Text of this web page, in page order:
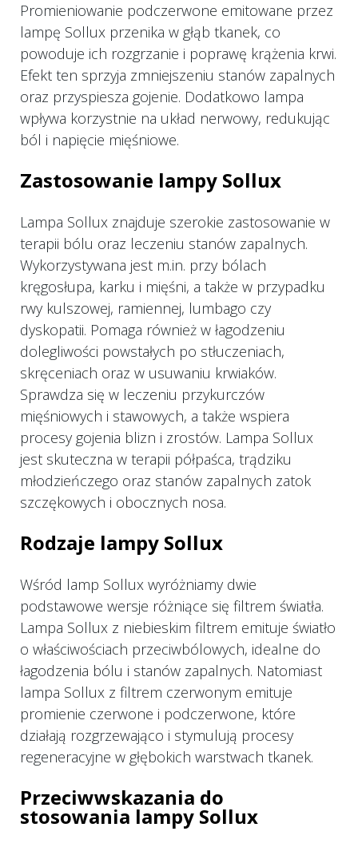
Promieniowanie podczerwone emitowane przez
lampę Sollux przenika w głąb tkanek, co
powoduje ich rozgrzanie i poprawę krążenia krwi.
Efekt ten sprzyja zmniejszeniu stanów zapalnych
oraz przyspiesza gojenie. Dodatkowo lampa
wpływa korzystnie na układ nerwowy, redukując
ból i napięcie mięśniowe.
Zastosowanie lampy Sollux
Lampa Sollux znajduje szerokie zastosowanie w
terapii bólu oraz leczeniu stanów zapalnych.
Wykorzystywana jest m.in. przy bólach
kręgosłupa, karku i mięśni, a także w przypadku
rwy kulszowej, ramiennej, lumbago czy
dyskopatii. Pomaga również w łagodzeniu
dolegliwości powstałych po stłuczeniach,
skręceniach oraz w usuwaniu krwiaków.
Sprawdza się w leczeniu przykurczów
mięśniowych i stawowych, a także wspiera
procesy gojenia blizn i zrostów. Lampa Sollux
jest skuteczna w terapii półpaśca, trądziku
młodzieńczego oraz stanów zapalnych zatok
szczękowych i obocznych nosa.
Rodzaje lampy Sollux
Wśród lamp Sollux wyróżniamy dwie
podstawowe wersje różniące się filtrem światła.
Lampa Sollux z niebieskim filtrem emituje światło
o właściwościach przeciwbólowych, idealne do
łagodzenia bólu i stanów zapalnych. Natomiast
lampa Sollux z filtrem czerwonym emituje
promienie czerwone i podczerwone, które
działają rozgrzewająco i stymulują procesy
regeneracyjne w głębokich warstwach tkanek.
Przeciwwskazania do
stosowania lampy Sollux